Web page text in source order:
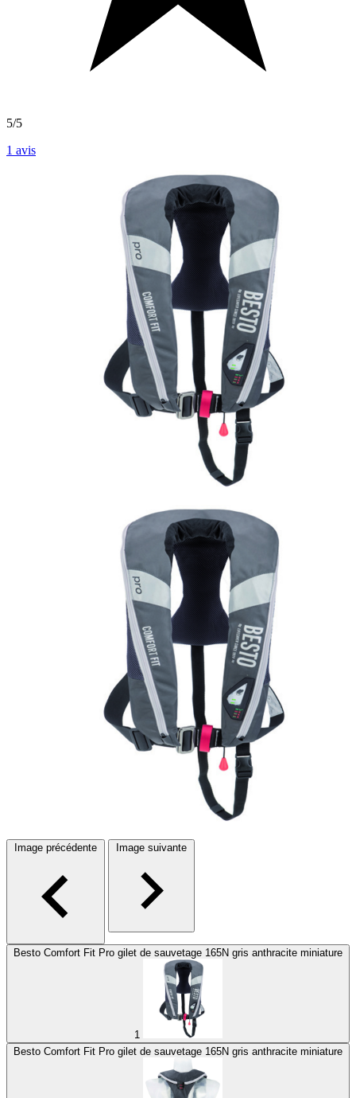
5/5
1 avis
Image précédente Image suivante
Besto Comfort Fit Pro gilet de sauvetage 165N gris anthracite miniature
1
Besto Comfort Fit Pro gilet de sauvetage 165N gris anthracite miniature